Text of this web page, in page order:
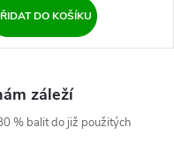
DO KOŠÍKU
záleží
% balit do již použitých